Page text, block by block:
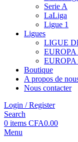
Serie A
LaLiga
Ligue 1
Ligues
LIGUE
Boutique
A propos de
Nous contacter
Login / Register
Search
0 items CFA0.00
Menu